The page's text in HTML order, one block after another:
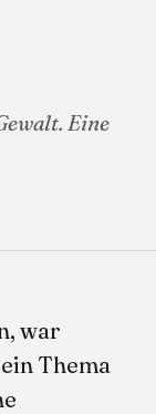
Eine
war
Thema